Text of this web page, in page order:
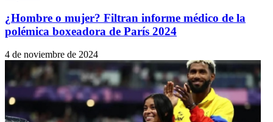
¿Hombre o mujer? Filtran informe médico de la
polémica boxeadora de París 2024
4 de noviembre de 2024